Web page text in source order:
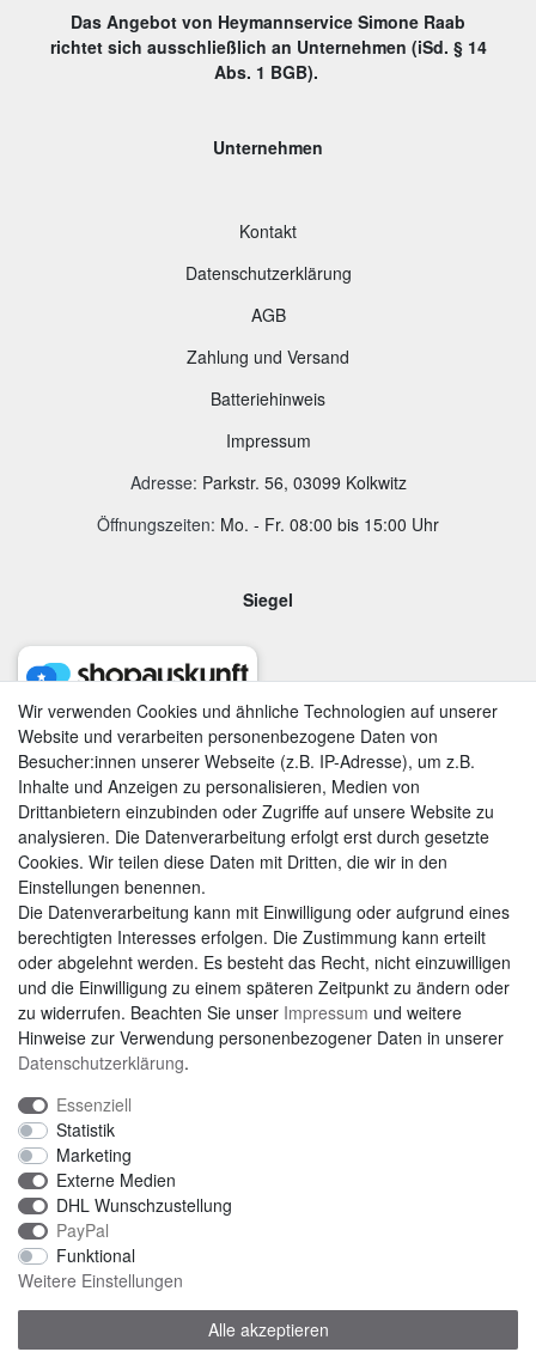
Das Angebot von Heymannservice Simone Raab
richtet sich ausschließlich an Unternehmen (iSd. § 14
Abs. 1 BGB).
Unternehmen
Kontakt
Datenschutzerklärung
AGB
Zahlung und Versand
Batteriehinweis
Impressum
Adresse: Parkstr. 56, 03099 Kolkwitz
Öffnungszeiten: Mo. - Fr. 08:00 bis 15:00 Uhr
Siegel
AGB|Widerrufsrecht|Datenschutzerklärung|Impressum
Wir verwenden Cookies und ähnliche Technologien auf unserer
Website und verarbeiten personenbezogene Daten von
Besucher:innen unserer Webseite (z.B. IP-Adresse), um z.B.
Inhalte und Anzeigen zu personalisieren, Medien von
Drittanbietern einzubinden oder Zugriffe auf unsere Website zu
analysieren. Die Datenverarbeitung erfolgt erst durch gesetzte
Cookies. Wir teilen diese Daten mit Dritten, die wir in den
Einstellungen benennen.
Die Datenverarbeitung kann mit Einwilligung oder aufgrund eines
berechtigten Interesses erfolgen. Die Zustimmung kann erteilt
oder abgelehnt werden. Es besteht das Recht, nicht einzuwilligen
und die Einwilligung zu einem späteren Zeitpunkt zu ändern oder
zu widerrufen. Beachten Sie unser Impressum und weitere
Hinweise zur Verwendung personenbezogener Daten in unserer
Daten­schutz­erklärung.
Essenziell
Statistik
Marketing
Externe Medien
DHL Wunschzustellung
PayPal
Funktional
Weitere Einstellungen
Alle akzeptieren